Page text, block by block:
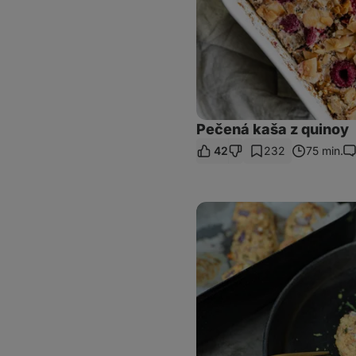
Pečená kaša z quinoy
42 232 75 min.
Tuniakové
s
quinoou
pečenou
zeleninou